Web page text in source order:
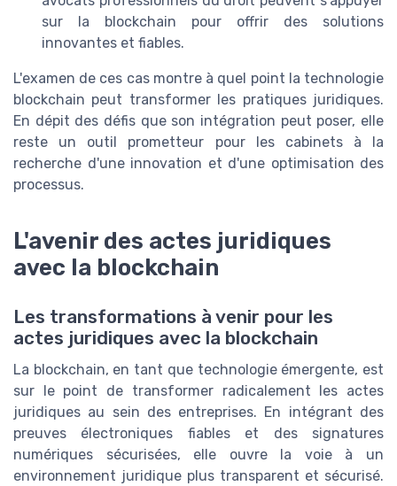
sur la blockchain pour offrir des solutions
innovantes et fiables.
L'examen de ces cas montre à quel point la technologie
blockchain peut transformer les pratiques juridiques.
En dépit des défis que son intégration peut poser, elle
reste un outil prometteur pour les cabinets à la
recherche d'une innovation et d'une optimisation des
processus.
L'avenir des actes juridiques
avec la blockchain
Les transformations à venir pour les
actes juridiques avec la blockchain
La blockchain, en tant que technologie émergente, est
sur le point de transformer radicalement les actes
juridiques au sein des entreprises. En intégrant des
preuves électroniques fiables et des signatures
numériques sécurisées, elle ouvre la voie à un
environnement juridique plus transparent et sécurisé.